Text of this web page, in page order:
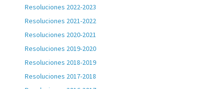
Resoluciones 2022-2023
Resoluciones 2021-2022
Resoluciones 2020-2021
Resoluciones 2019-2020
Resoluciones 2018-2019
Resoluciones 2017-2018